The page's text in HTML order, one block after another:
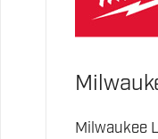
Milwaukee